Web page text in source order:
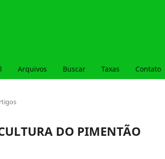
Arquivos Buscar Taxas Contato
DO PIMENTÃO